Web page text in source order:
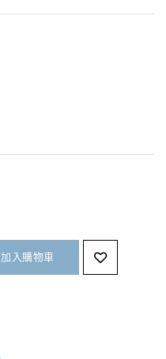
加入購物車